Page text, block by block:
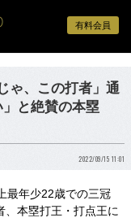
有料会員
ゃ、この打者」通
と絶賛の本塁
2022/09/15 11:01
最年少22歳での三冠
、本塁打王・打点王に